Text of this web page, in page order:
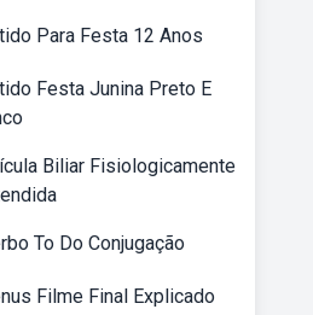
Para Festa 12 Anos
Festa Junina Preto E
Biliar Fisiologicamente
To Do Conjugação
Filme Final Explicado